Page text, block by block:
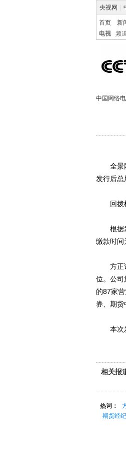
央视网
首页 新
电视
频
中国网络
全景网
发行后总
回拨机
根据发
缴款时间
方正证
位。公司
的87家
券、期货
本次发
相关报
热词：
期货经纪